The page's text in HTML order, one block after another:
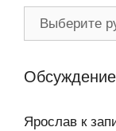
Фамилии
Ярослав к